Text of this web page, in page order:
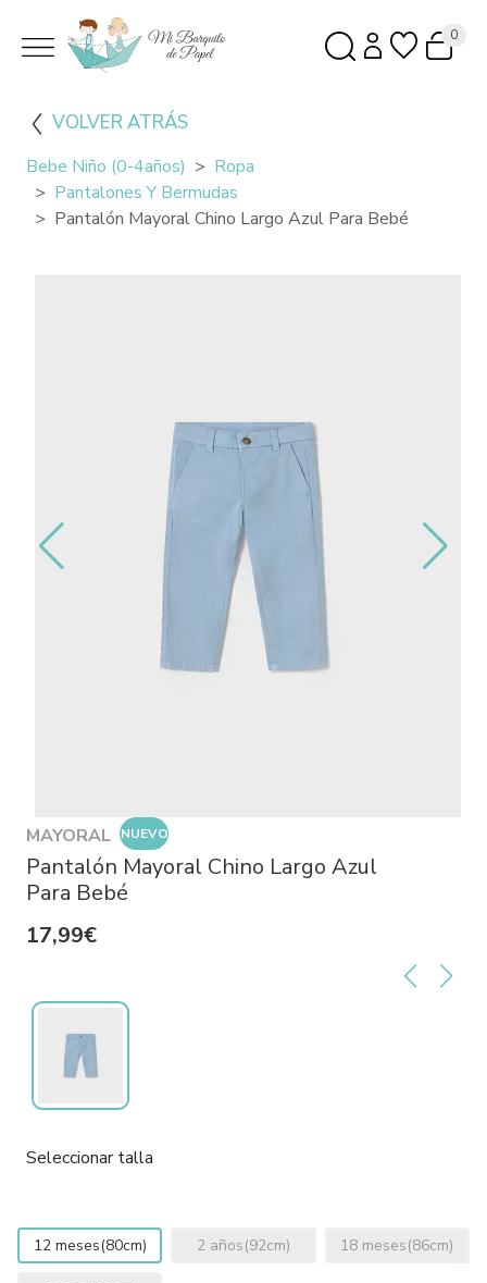
0
VOLVER ATRÁS
Bebe Niño (0-4años)
Ropa
Pantalones Y Bermudas
Pantalón Mayoral Chino Largo Azul Para Bebé
MAYORAL NUEVO
Pantalón Mayoral Chino Largo Azul
Para Bebé
17,99€
Seleccionar talla
12 meses(80cm) 2 años(92cm) 18 meses(86cm)